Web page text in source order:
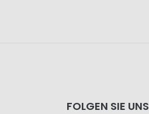
FOLGEN SIE UNS